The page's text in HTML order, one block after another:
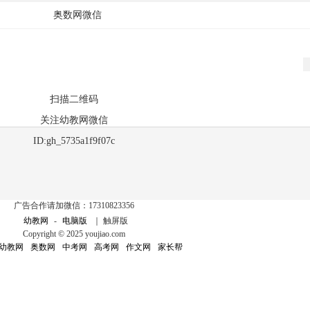
奥数网微信
扫描二维码
关注幼教网微信
ID:gh_5735a1f9f07c
广告合作请加微信：17310823356
幼教网
- 电脑版
｜ 触屏版
Copyright © 2025 youjiao.com
教网
奥数网 中考网 高考网 作文网 家长帮